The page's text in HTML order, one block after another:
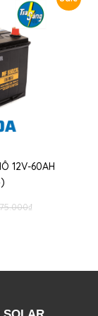
12V-60AH
₫